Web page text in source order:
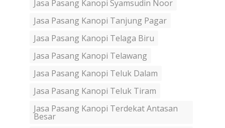
Jasa Pasang Kanopi Syamsudin Noor
Jasa Pasang Kanopi Tanjung Pagar
Jasa Pasang Kanopi Telaga Biru
Jasa Pasang Kanopi Telawang
Jasa Pasang Kanopi Teluk Dalam
Jasa Pasang Kanopi Teluk Tiram
Jasa Pasang Kanopi Terdekat Antasan
Besar